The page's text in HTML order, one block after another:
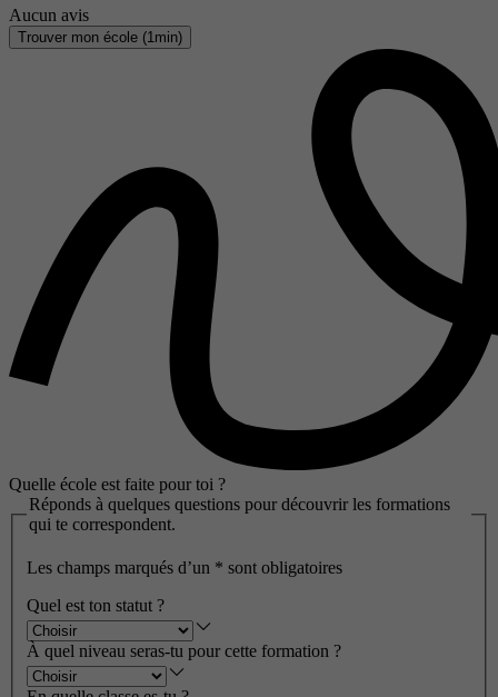
Aucun avis
Trouver mon école (1min)
Quelle école est faite pour toi ?
Réponds à quelques questions pour découvrir les formations
qui te correspondent.
Les champs marqués d’un * sont obligatoires
Quel est ton statut ?
À quel niveau seras-tu pour cette formation ?